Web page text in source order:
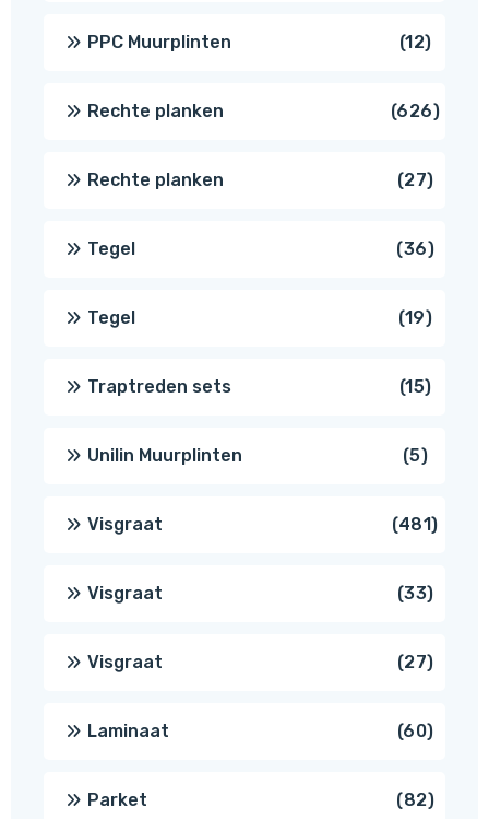
PPC Muurplinten 1212
Rechte planken 626626
Rechte planken 2727
Tegel 3636
Tegel 1919
Traptreden sets 1515
Unilin Muurplinten 55
Visgraat 481481
Visgraat 3333
Visgraat 2727
Laminaat 6060
Parket 8282